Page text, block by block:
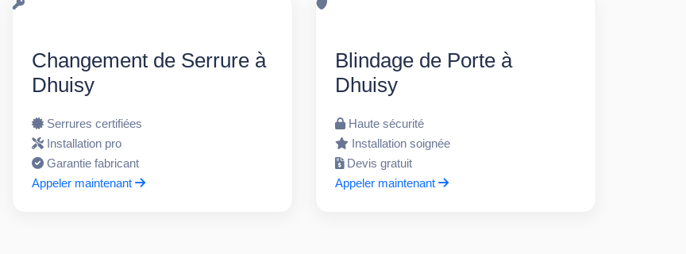
Changement de Serrure à
Dhuisy
Serrures certifiées
Installation pro
Garantie fabricant
Appeler maintenant
Blindage de Porte à
Dhuisy
Haute sécurité
Installation soignée
Devis gratuit
Appeler maintenant